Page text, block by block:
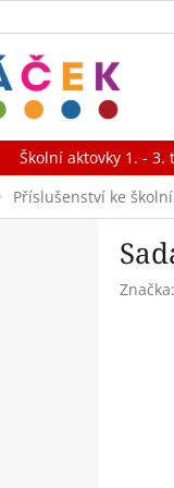
Školní aktovky 1. - 3.
Příslušenství ke
Značka: